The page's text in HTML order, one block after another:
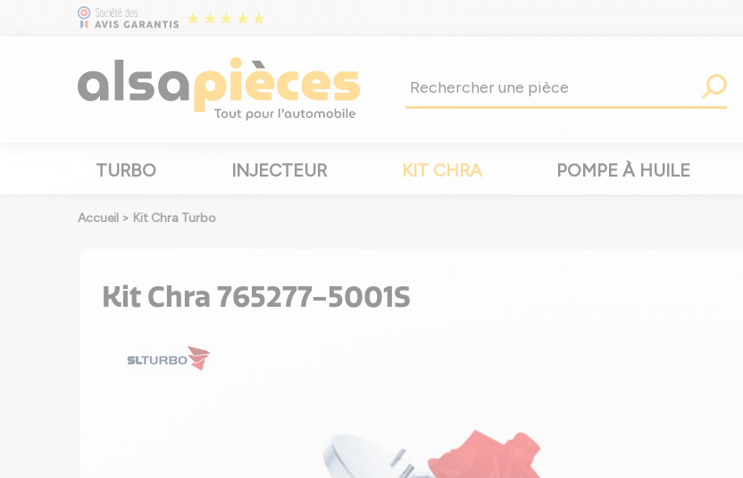
TURBO INJECTEUR KIT CHRA POMPE À HUILE
Accueil > Kit Chra Turbo
Kit Chra 765277-5001S